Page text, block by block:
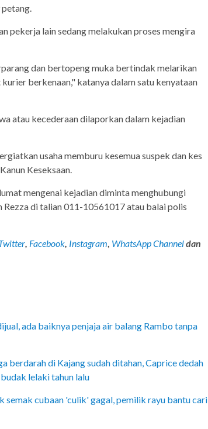
pekerja lain sedang melakukan proses mengira
dan bertopeng muka bertindak melarikan
berkenaan," katanya dalam satu kenyataan
atau kecederaan dilaporkan dalam kejadian
usaha memburu kesemua suspek dan kes
Keseksaan.
mengenai kejadian diminta menghubungi
Rezza di talian 011-10561017 atau balai polis
Facebook Instagram WhatsApp Channeldan
ada baiknya penjaja air balang Rambo tanpa
berdarah di Kajang sudah ditahan, Caprice dedah
lelaki tahun lalu
semak cubaan 'culik' gagal, pemilik rayu bantu cari